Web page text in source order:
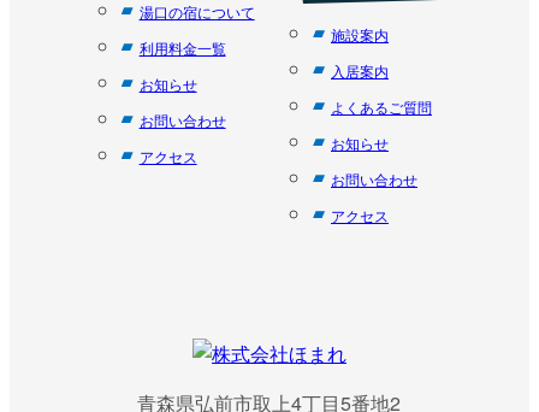
湯口の宿について
利用料金一覧
お知らせ
お問い合わせ
アクセス
施設案内
入居案内
よくあるご質問
お知らせ
お問い合わせ
アクセス
青森県弘前市取上4丁目5番地2